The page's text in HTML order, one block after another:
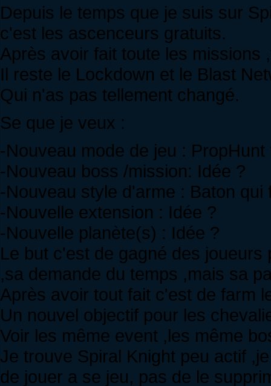
Depuis le temps que je suis sur
c'est les ascenceurs gratuits.
Après avoir fait toute les missions
Il reste le Lockdown et le Blast
Qui n'as pas tellement changé.
Se que je veux :
-Nouveau mode de jeu :
-Nouveau boss /mission: Idée ?
-Nouveau style d'arme : Baton
-Nouvelle extension : Idée ?
-Nouvelle planète(s) : Idée ?
Le but c'est de gagné des
,sa demande du temps ,mais sa
Après avoir tout fait c'est de farm
Un nouvel objectif pour les
Voir les même event ,les même
Je trouve Spiral Knight peu actif
de jouer a se jeu, pas de le